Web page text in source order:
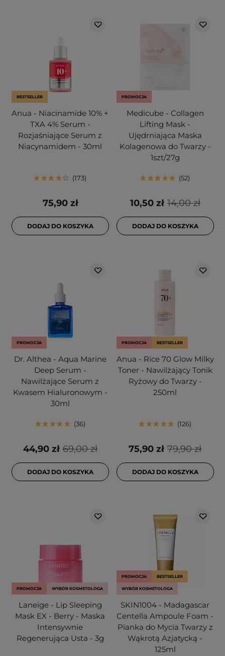
BESTSELLER
Anua - Niacinamide 10% +
TXA 4% Serum -
Rozjaśniające Serum z
Niacynamidem - 30ml
173
75,90 zł
DODAJ DO KOSZYKA
PROMOCJA
Medicube - Collagen
Lifting Mask -
Ujędrniająca Maska
Kolagenowa do Twarzy -
1szt/27g
52
14,00 zł
10,50 zł
DODAJ DO KOSZYKA
PROMOCJA
Dr. Althea - Aqua Marine
Deep Serum -
Nawilżające Serum z
Kwasem Hialuronowym -
30ml
36
69,00 zł
44,90 zł
DODAJ DO KOSZYKA
PROMOCJA BESTSELLER
Anua - Rice 70 Glow Milky
Toner - Nawilżający Tonik
Ryżowy do Twarzy -
250ml
126
79,90 zł
75,90 zł
DODAJ DO KOSZYKA
PROMOCJA WYBÓR KOSMETOLOGA
Laneige - Lip Sleeping
Mask EX - Berry - Maska
Intensywnie
Regenerująca Usta - 3g
PROMOCJA BESTSELLER
WYBÓR KOSMETOLOGA
SKIN1004 - Madagascar
Centella Ampoule Foam -
Pianka do Mycia Twarzy z
Wąkrotą Azjatycką -
125ml